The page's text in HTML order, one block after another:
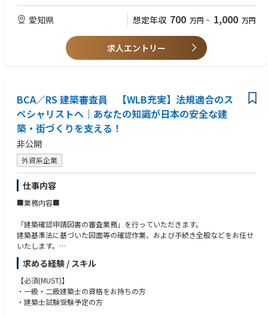
宙炭とは、地域の未利用バイオマス（もみ殻や畜糞、樹皮など）を炭化し
利用される有機肥料で微生物を培養した、高機能バイオ炭のことです。
また宙炭を導入することで、畑10aあたり、CO₂換算で1〜4tの炭素固定を
すでに日本国内では30都道府県で試験導入を開始しており、25年度中には
47都道府県全てと、海外展開に向けて活動を拡大しています。
▼2023年5月｜株式会社TOWINGがシリーズAの資金調達を実施、累計調
達額10億円を達成
https://prtimes.jp/main/html/rd/p/000000010.000081010.html
▼日本初、みどりの食料システム法に基づき認定された、基盤確立事業者
として、バイオ炭の農地施用のJ-クレジットに承認
https://prtimes.jp/main/html/rd/p/000000011.000081010.html
▶️ YouTube（事業・研究紹介）：https://www.youtube.com/@biochar_
towing
【職務内容】
本ポジションは、土壌環境チームのマネージャーとして、研究戦略策定・
プロジェクト推進・対外連携・DB構築を統合してリードしていただく役割
です。
【歓迎スキル】
・競争的資金の獲得経験（科研費、NEDO/JST、国際助成等）を複数件リ
ード、または主要メンバーとして関与
・国際誌での査読付き論文の主著または中核著者としての実績
研究内容を適切に翻訳できる方を想定しています。
・研究テーマの新規性にとどまらず、再現性、データ品質、スケール可能
性、顧客価値、対外的な説明可能性までを含めて設計できることが重要で
す。
・個人の成果に閉じず、チームとして成果を出すことにコミットし、他チ
ームを巻き込みながら、自ら手を動かす領域と、任せる領域を適切に切り
分けられるタイプの方がフィットすると考えています。
◆ あると良い使用機器
・CHN計
・GC, GC-MS
愛知県 想定年収 700 万円 ~ 1,000 万円
求人エントリー
BCA／RS 建築審査員 【WLB充実】法規適合のス
ペシャリストへ｜あなたの知識が日本の安全な建
築・街づくりを支える！
非公開
外資系企業
仕事内容
■業務内容■
「建築確認申請図書の審査業務」を行っていただきます。
建築基準法に基づいた図面等の確認作業、および手続き全般などをお任せ
いたします。
【具体的には】
●建築確認申請図書の審査業務
●建築基準法や関連法令を踏まえた設計図面・構造計算書のチェック
●設計者や建築主との修正依頼・問い合わせ対応
求める経験 / スキル
【必須(MUST)】
・一級・二級建築士の資格をお持ちの方
・建築士試験受験予定の方